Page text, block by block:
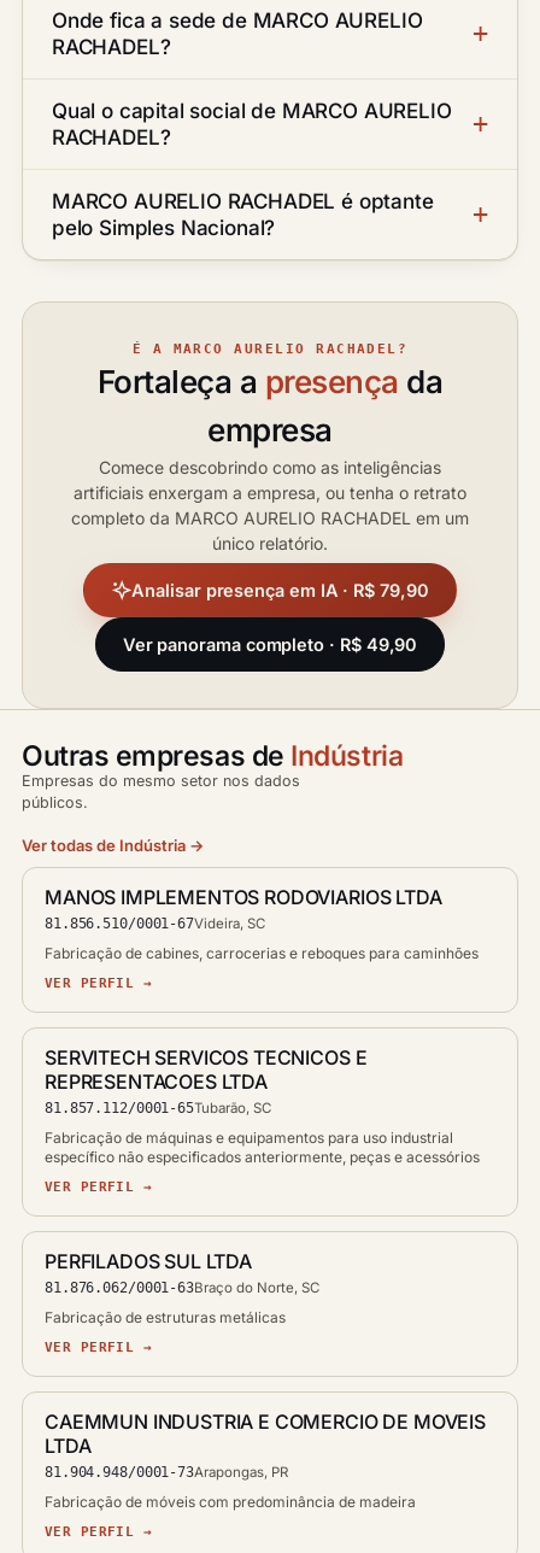
Onde fica a sede de MARCO AURELIO
RACHADEL?
Qual o capital social de MARCO AURELIO
RACHADEL?
MARCO AURELIO RACHADEL é optante
pelo Simples Nacional?
É A MARCO AURELIO RACHADEL?
Fortaleça a presença da
empresa
Comece descobrindo como as inteligências
artificiais enxergam a empresa, ou tenha o retrato
completo da MARCO AURELIO RACHADEL em um
único relatório.
Analisar presença em IA · R$ 79,90
Ver panorama completo · R$ 49,90
Outras empresas de Indústria
Empresas do mesmo setor nos dados
públicos.
Ver todas de Indústria →
MANOS IMPLEMENTOS RODOVIARIOS LTDA
81.856.510/0001-67Videira, SC
Fabricação de cabines, carrocerias e reboques para caminhões
VER PERFIL →
SERVITECH SERVICOS TECNICOS E
REPRESENTACOES LTDA
81.857.112/0001-65Tubarão, SC
Fabricação de máquinas e equipamentos para uso industrial
específico não especificados anteriormente, peças e acessórios
VER PERFIL →
PERFILADOS SUL LTDA
81.876.062/0001-63Braço do Norte, SC
Fabricação de estruturas metálicas
VER PERFIL →
CAEMMUN INDUSTRIA E COMERCIO DE MOVEIS
LTDA
81.904.948/0001-73Arapongas, PR
Fabricação de móveis com predominância de madeira
VER PERFIL →